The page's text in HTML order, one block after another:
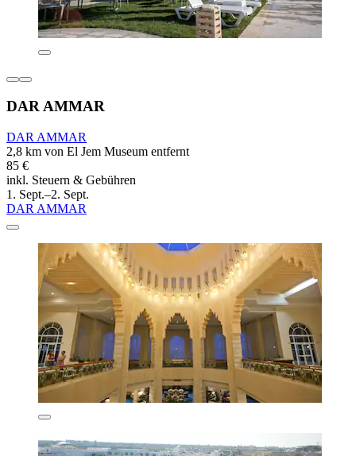
DAR AMMAR
DAR AMMAR
2,8 km von El Jem Museum entfernt
85 €
inkl. Steuern & Gebühren
1. Sept.–2. Sept.
DAR AMMAR